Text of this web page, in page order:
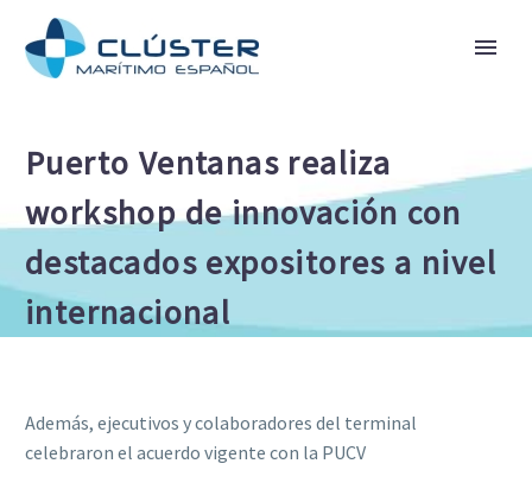
Puerto Ventanas realiza
workshop de innovación con
destacados expositores a nivel
internacional
Además, ejecutivos y colaboradores del terminal
celebraron el acuerdo vigente con la PUCV